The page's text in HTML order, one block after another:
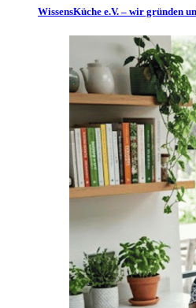
WissensKüche e.V. – wir gründen